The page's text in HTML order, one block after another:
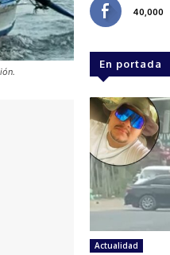
40,000
En portada
Actualidad